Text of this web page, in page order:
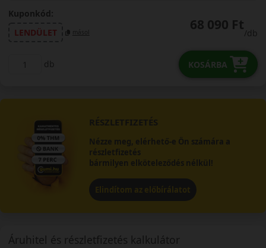
Kuponkód:
LENDÜLET
másol 68 090 Ft
/db
db KOSÁRBA
RÉSZLETFIZETÉS
Nézze meg, elérhető-e Ön számára a
részletfizetés
bármilyen elköteleződés nélkül!
Elindítom az előbírálatot
Áruhitel és részletfizetés kalkulátor